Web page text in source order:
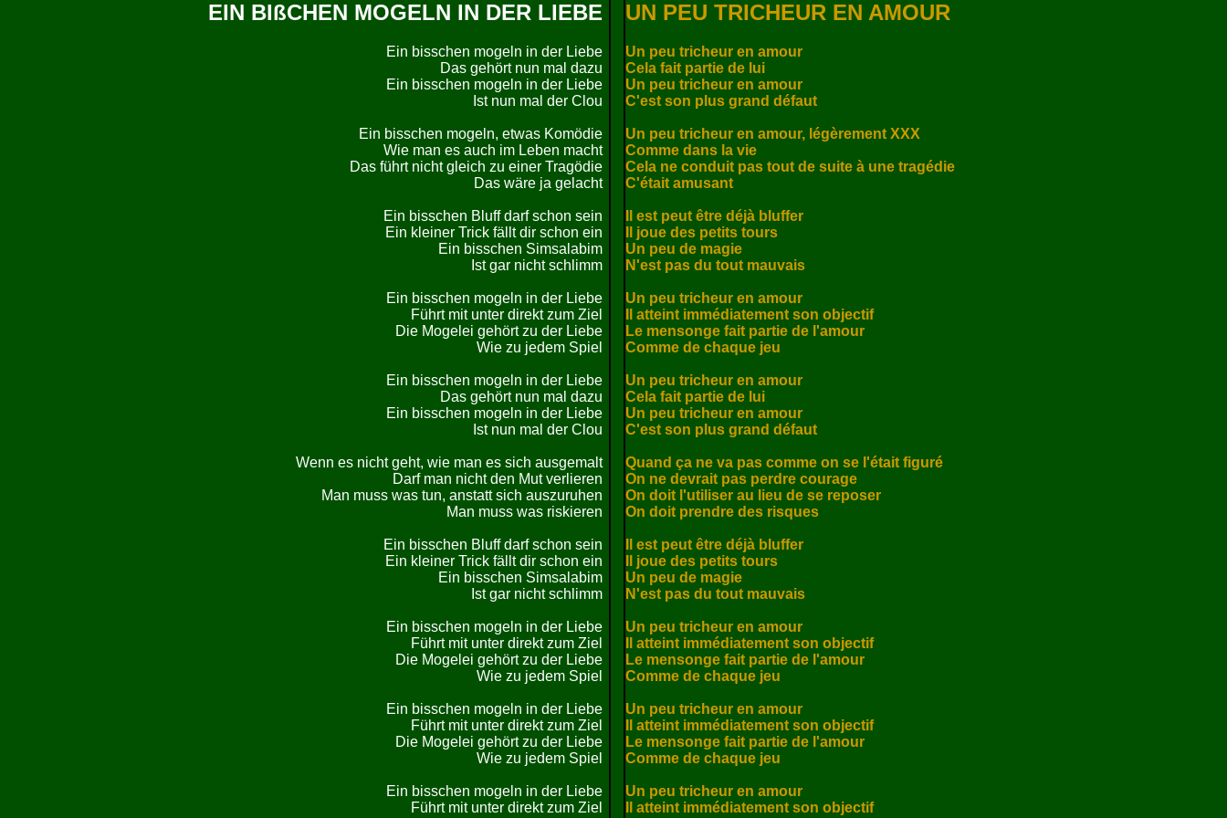
EIN BIßCHEN MOGELN IN DER LIEBE UN PEU TRICHEUR EN AMOUR
Ein bisschen mogeln in der Liebe
Das gehört nun mal dazu
Ein bisschen mogeln in der Liebe
Ist nun mal der Clou
Ein bisschen mogeln, etwas Komödie
Wie man es auch im Leben macht
Das führt nicht gleich zu einer Tragödie
Das wäre ja gelacht
Ein bisschen Bluff darf schon sein
Ein kleiner Trick fällt dir schon ein
Ein bisschen Simsalabim
Ist gar nicht schlimm
Ein bisschen mogeln in der Liebe
Führt mit unter direkt zum Ziel
Die Mogelei gehört zu der Liebe
Wie zu jedem Spiel
Ein bisschen mogeln in der Liebe
Das gehört nun mal dazu
Ein bisschen mogeln in der Liebe
Ist nun mal der Clou
Wenn es nicht geht, wie man es sich ausgemalt
Darf man nicht den Mut verlieren
Man muss was tun, anstatt sich auszuruhen
Man muss was riskieren
Ein bisschen Bluff darf schon sein
Ein kleiner Trick fällt dir schon ein
Ein bisschen Simsalabim
Ist gar nicht schlimm
Ein bisschen mogeln in der Liebe
Führt mit unter direkt zum Ziel
Die Mogelei gehört zu der Liebe
Wie zu jedem Spiel
Ein bisschen mogeln in der Liebe
Führt mit unter direkt zum Ziel
Die Mogelei gehört zu der Liebe
Wie zu jedem Spiel
Ein bisschen mogeln in der Liebe
Führt mit unter direkt zum Ziel
Un peu tricheur en amour
Cela fait partie de lui
Un peu tricheur en amour
C'est son plus grand défaut
Un peu tricheur en amour, légèrement XXX
Comme dans la vie
Cela ne conduit pas tout de suite à une tragédie
C'était amusant
Il est peut être déjà bluffer
Il joue des petits tours
Un peu de magie
N'est pas du tout mauvais
Un peu tricheur en amour
Il atteint immédiatement son objectif
Le mensonge fait partie de l'amour
Comme de chaque jeu
Un peu tricheur en amour
Cela fait partie de lui
Un peu tricheur en amour
C'est son plus grand défaut
Quand ça ne va pas comme on se l'était figuré
On ne devrait pas perdre courage
On doit l'utiliser au lieu de se reposer
On doit prendre des risques
Il est peut être déjà bluffer
Il joue des petits tours
Un peu de magie
N'est pas du tout mauvais
Un peu tricheur en amour
Il atteint immédiatement son objectif
Le mensonge fait partie de l'amour
Comme de chaque jeu
Un peu tricheur en amour
Il atteint immédiatement son objectif
Le mensonge fait partie de l'amour
Comme de chaque jeu
Un peu tricheur en amour
Il atteint immédiatement son objectif